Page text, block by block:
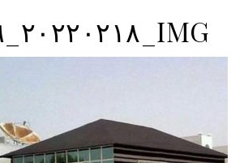
IMG_٢٠٢٢٠٢١٨_٢١٠٣٤٦